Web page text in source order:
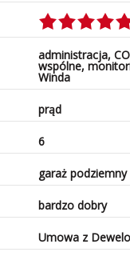
administracja,
wspólne,
Winda
prąd
6
garaż podziemny
bardzo dobry
Umowa z